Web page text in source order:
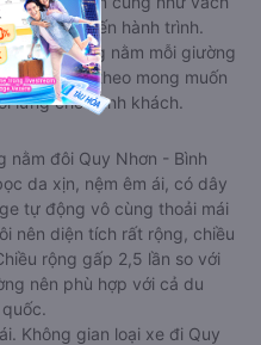
suốt chuyến hành trình.
rãi, giường nằm mỗi giường
tùy theo mong muốn
lưng cho hành khách.
nằm đôi Quy Nhơn - Bình
da xịn, nệm êm ái, có dây
tự động vô cùng thoải mái
nên diện tích rất rộng, chiều
rộng gấp 2,5 lần so với
nên phù hợp với cả du
Không gian loại xe đi Quy